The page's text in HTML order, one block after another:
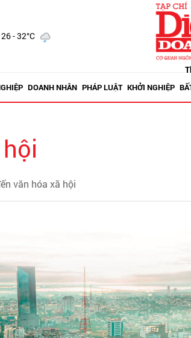
- 32°C
DOANH NHÂN PHÁP LUẬT KHỞI NGHIỆP
văn hóa xã hội